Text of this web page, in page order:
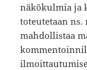
näkökulmia ja
toteutetaan
mahdollistaa